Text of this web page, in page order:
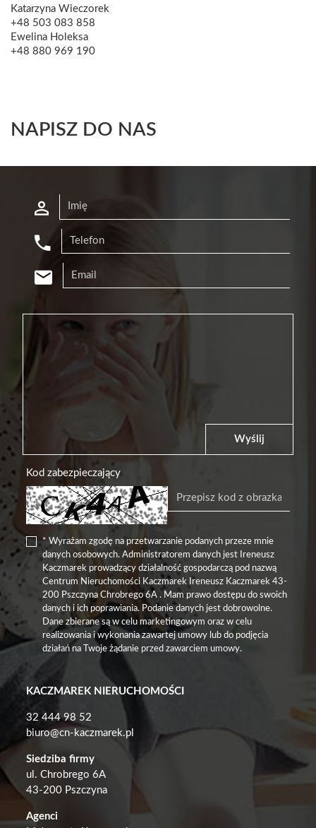
Katarzyna Wieczorek
+48 503 083 858
Ewelina Holeksa
+48 880 969 190
NAPISZ DO NAS
KACZMAREK NIERUCHOMOŚCI
32 444 98 52
biuro@cn-kaczmarek.pl
Siedziba firmy
ul. Chrobrego 6A
43-200 Pszczyna
Agenci
Wyślij
Kod zabezpieczający
* Wyrażam zgodę na przetwarzanie podanych przeze mnie
danych osobowych. Administratorem danych jest Ireneusz
Kaczmarek prowadzący działalność gospodarczą pod nazwą
Centrum Nieruchomości Kaczmarek Ireneusz Kaczmarek 43-
200 Pszczyna Chrobrego 6A . Mam prawo dostępu do swoich
danych i ich poprawiania. Podanie danych jest dobrowolne.
Dane zbierane są w celu marketingowym oraz w celu
realizowania i wykonania zawartej umowy lub do podjęcia
działań na Twoje żądanie przed zawarciem umowy.